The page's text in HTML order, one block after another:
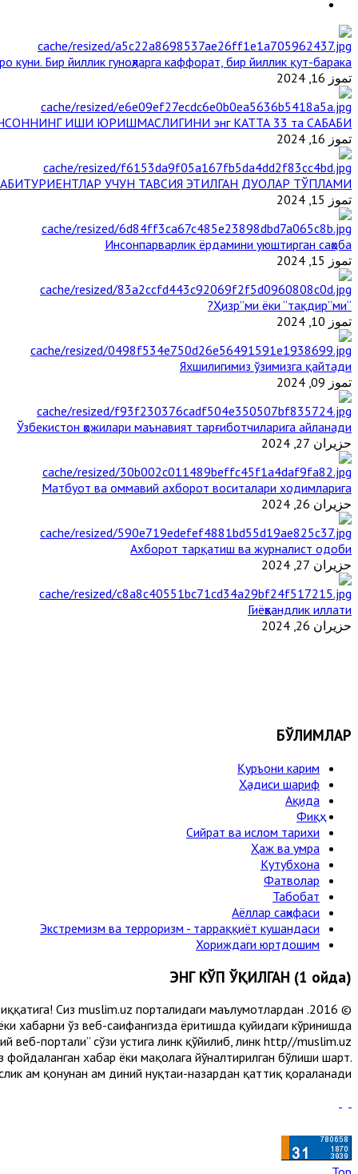
куни. Бир йиллик гуноҳларга каффорат, бир йиллик қут-барака
تموز 16, 2024
ИШИ ЮРИШМАСЛИГИНИ энг КАТТА 33 та САБАБИ
تموز 16, 2024
АБИТУРИЕНТЛАР УЧУН ТАВСИЯ ЭТИЛГАН ДУОЛАР ТЎПЛАМИ
تموز 15, 2024
Инсонпарварлик ёрдамини уюштирган саҳоба
تموز 15, 2024
“Ҳизр”ми ёки “тақдир”ми?
تموز 10, 2024
Яхшилигимиз ўзимизга қайтади
تموز 09, 2024
Ўзбекистон ҳожилари маънавият тарғиботчиларига айланади
حزيران 27, 2024
Матбуот ва оммавий ахборот воситалари ходимларига
حزيران 26, 2024
Ахборот тарқатиш ва журналист одоби
حزيران 27, 2024
Гиёҳвандлик иллати
حزيران 26, 2024
БЎЛИМЛАР
Қуръони карим
Ҳадиси шариф
Ақида
Фиқҳ
Сийрат ва ислом тарихи
Ҳаж ва умра
Кутубхона
Фатволар
Табобат
Аёллар саҳифаси
Экстремизм ва терроризм - тарраққиёт кушандаси
Хориждаги юртдошим
ЭНГ КЎП ЎҚИЛГАН (1 ойда)
Сиз muslim.uz порталидаги маълумотлардан
хабарни ўз веб-саҳифангизда ёритишда қуйидаги кўринишда
веб-портали” сўзи устига линк қўйилиб, линк http//muslim.uz
фойдаланган хабар ёки мақолага йўналтирилган бўлиши шарт.
ҳам қонунан ҳам диний нуқтаи-назардан қаттиқ қораланади.